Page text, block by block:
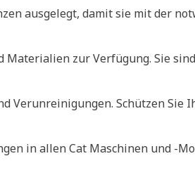
ausgelegt, damit sie mit der
zur Verfügung. Sie
Verunreinigungen. Schützen
in allen Cat Maschinen und -